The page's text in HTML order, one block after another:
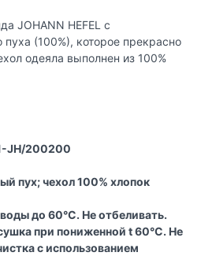
JOHANN HEFEL с
пуха (100%), которое прекрасно
одеяла выполнен из 100%
JH/200200
пух; чехол 100% хлопок
до 60°C. Не отбеливать.
при пониженной t 60°C. Не
с использованием